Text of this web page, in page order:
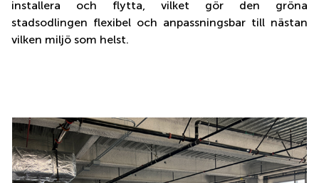
installera och flytta, vilket gör den gröna
stadsodlingen flexibel och anpassningsbar till nästan
vilken miljö som helst.